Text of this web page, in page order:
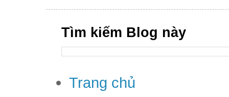
Tìm kiếm Blog này
Trang chủ